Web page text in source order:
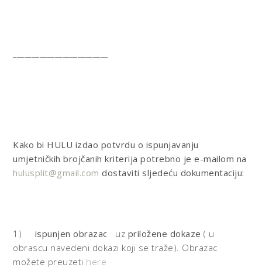
Kako bi HULU izdao potvrdu o ispunjavanju
umjetničkih brojčanih kriterija potrebno je e-mailom na
hulusplit@gmail.com dostaviti sljedeću dokumentaciju:
1) ispunjen obrazac uz priložene dokaze( u
obrascu navedeni dokazi koji se traže). Obrazac
možete preuzeti here